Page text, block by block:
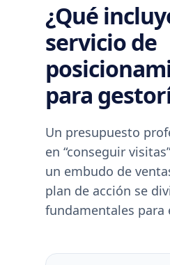
¿Qué
servicio de
para
Un presupuesto
en “conseguir
un embudo de
plan de acción se
fundamentales para